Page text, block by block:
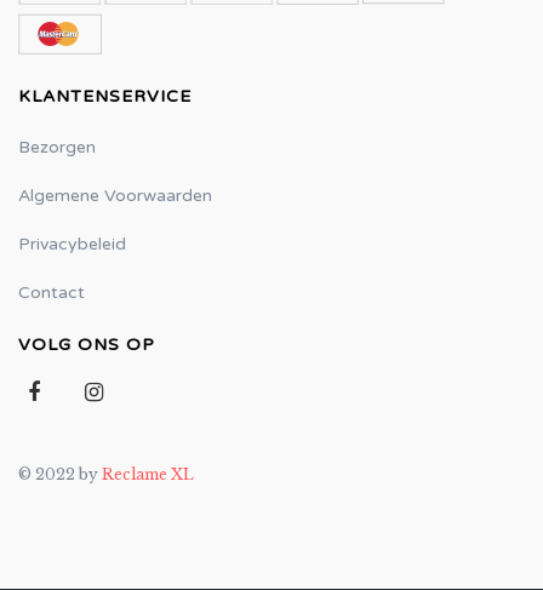
KLANTENSERVICE
Bezorgen
Algemene Voorwaarden
Privacybeleid
Contact
VOLG ONS OP
© 2022 by Reclame XL